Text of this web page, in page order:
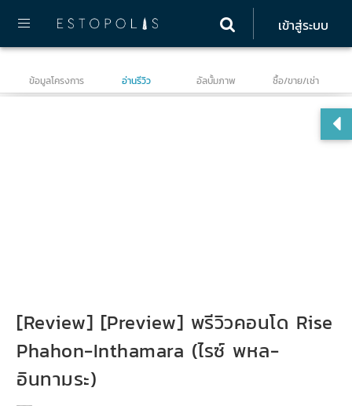
เข้าสู่ระบบ
ข้อมูลโครงการ อ่านรีวิว อัลบั้มภาพ ซื้อ/ขาย/เช่า
ไ
[Review] [Preview] พรีวิวคอนโด Rise
Phahon-Inthamara (ไรซ์ พหล-
อินทามระ)